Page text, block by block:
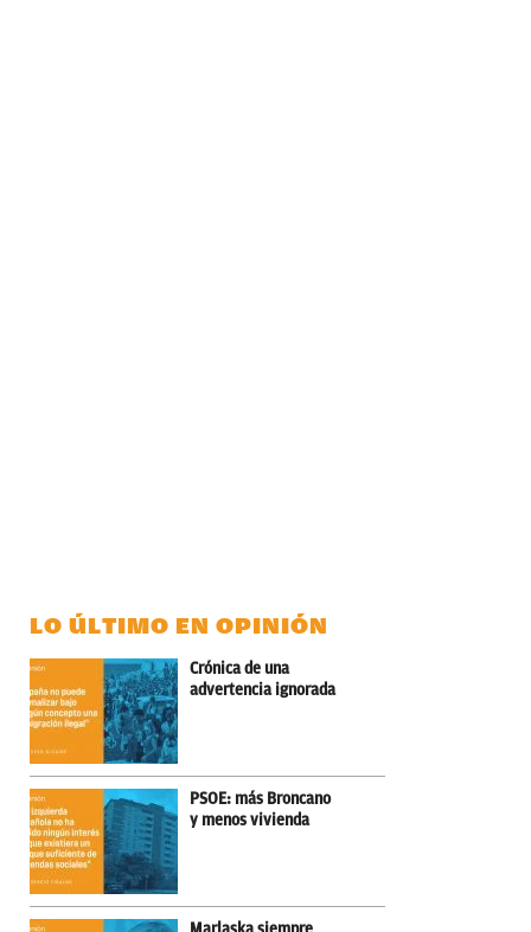
LO ÚLTIMO EN OPINIÓN
Crónica de una
advertencia ignorada
PSOE: más Broncano
y menos vivienda